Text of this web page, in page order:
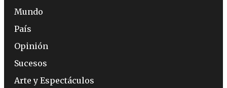
Mundo
País
Opinión
Sucesos
Arte y Espectáculos